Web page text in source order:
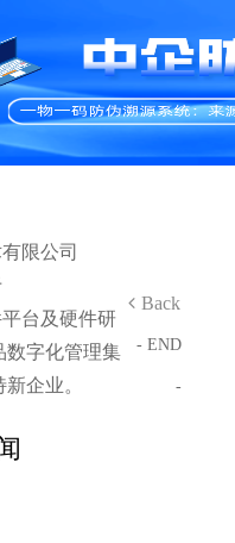
限公司
台及硬件研
数字化管理集
企业。
Back
- END
-